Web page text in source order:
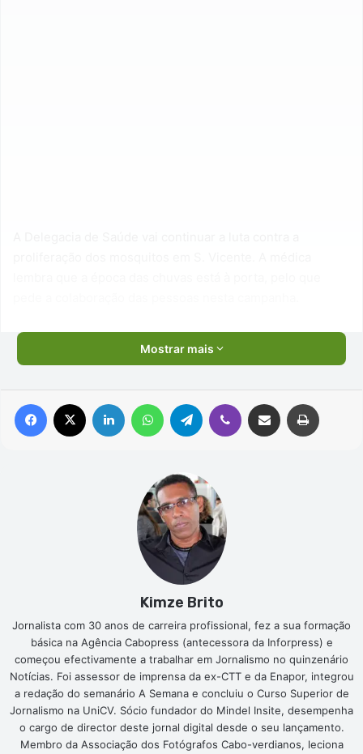
Mostrar mais
Facebook Linkedin WhatsAppTelegram Viber Compartilhar via e-mail
Kimze Brito
Jornalista com 30 anos de carreira profissional, fez a sua formação
básica na Agência Cabopress (antecessora da Inforpress) e
começou efectivamente a trabalhar em Jornalismo no quinzenário
Notícias. Foi assessor de imprensa da ex-CTT e da Enapor, integrou
a redação do semanário A Semana e concluiu o Curso Superior de
Jornalismo na UniCV. Sócio fundador do Mindel Insite, desempenha
o cargo de director deste jornal digital desde o seu lançamento.
Membro da Associação dos Fotógrafos Cabo-verdianos, leciona